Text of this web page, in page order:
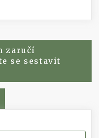
zaručí
se sestavit